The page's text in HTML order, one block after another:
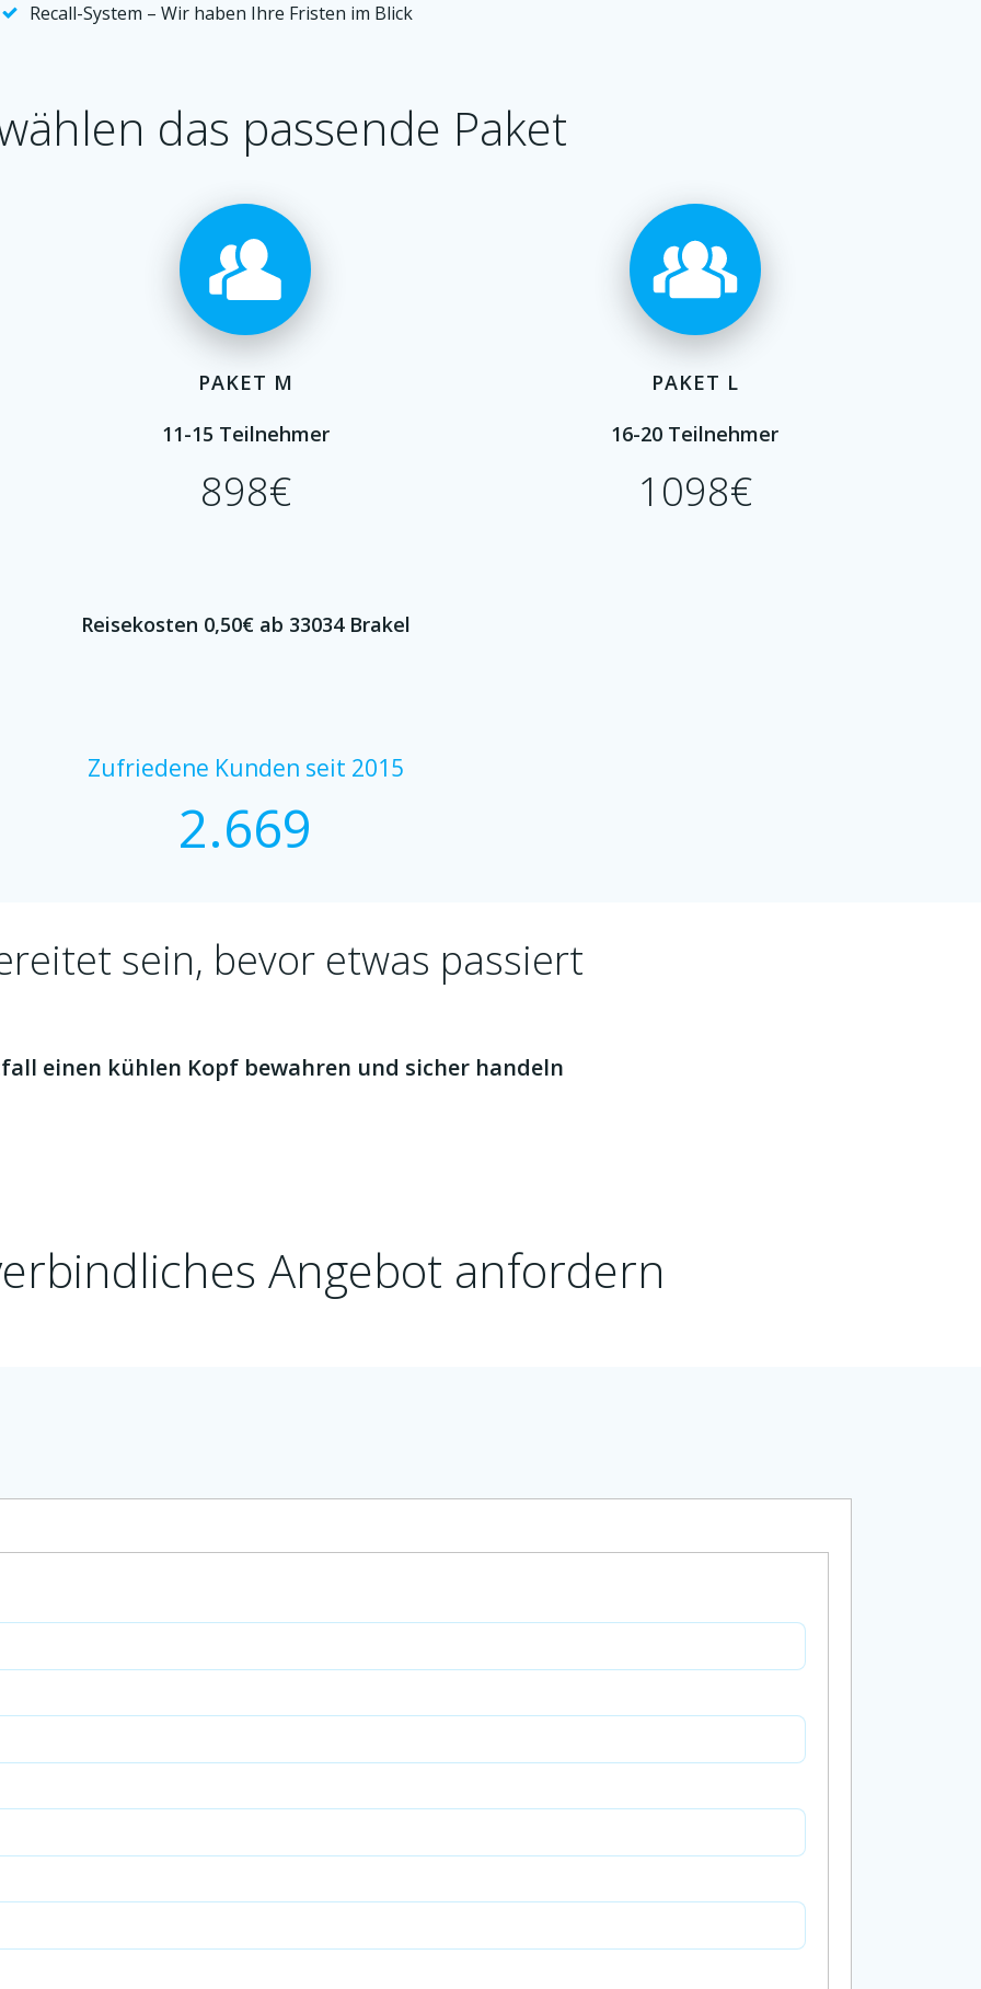
Recall-System – Wir haben Ihre Fristen im Blick
das passende Paket
PAKET M
11-15 Teilnehmer
898€
PAKET L
16-20 Teilnehmer
1098€
Reisekosten 0,50€ ab 33034 Brakel
Zufriedene Kunden seit 2015
2.687
sein, bevor etwas passiert
einen kühlen Kopf bewahren und sicher handeln
Angebot anfordern